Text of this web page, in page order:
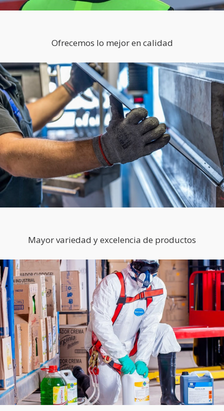
Ofrecemos lo mejor en calidad
Mayor variedad y excelencia de productos